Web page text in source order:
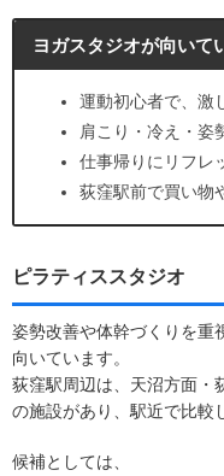
ヨガスタジオが向いて
運動初心者で、激
肩こり・冷え・姿
仕事帰りにリフレ
荻窪駅前で買い物
ピラティススタジオ
姿勢改善や体幹づくりを重
向いています。
荻窪駅周辺は、天沼方面・
の施設があり、駅近で比較
候補としては、